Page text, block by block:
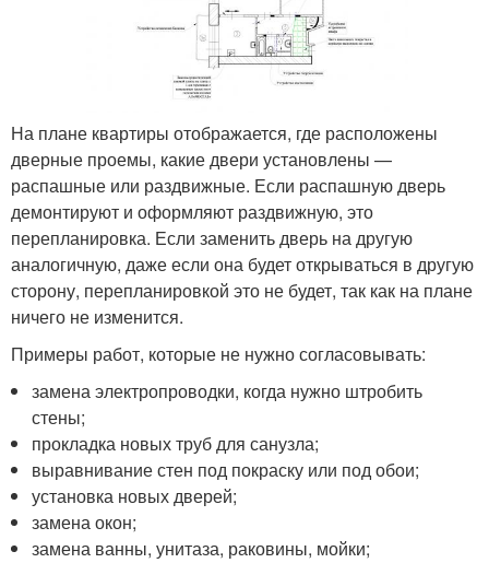
На плане квартиры отображается, где расположены
дверные проемы, какие двери установлены —
распашные или раздвижные. Если распашную дверь
демонтируют и оформляют раздвижную, это
перепланировка. Если заменить дверь на другую
аналогичную, даже если она будет открываться в другую
сторону, перепланировкой это не будет, так как на плане
ничего не изменится.
Примеры работ, которые не нужно согласовывать:
замена электропроводки, когда нужно штробить
стены;
прокладка новых труб для санузла;
выравнивание стен под покраску или под обои;
установка новых дверей;
замена окон;
замена ванны, унитаза, раковины, мойки;